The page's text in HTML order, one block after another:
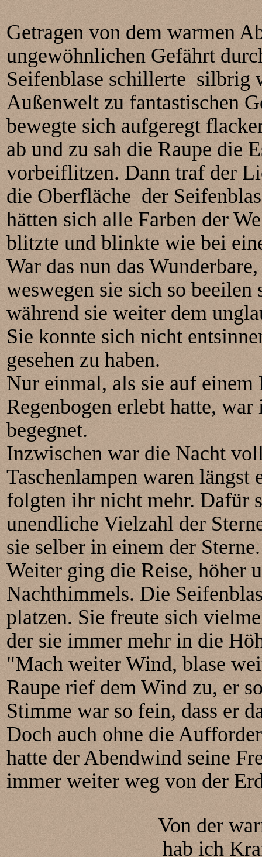
Getragen von dem warmen
ungewöhnlichen Gefährt
Seifenblase schillerte silbrig
Außenwelt zu fantastischen
bewegte sich aufgeregt
ab und zu sah die Raupe die
vorbeiflitzen. Dann traf der
die Oberfläche der
hätten sich alle Farben der
blitzte und blinkte wie bei
War das nun das
weswegen sie sich so
während sie weiter dem
Sie konnte sich nicht
gesehen zu haben.
Nur einmal, als sie auf
Regenbogen erlebt hatte,
begegnet.
Inzwischen war die Nacht
Taschenlampen waren
folgten ihr nicht mehr. Dafür
unendliche Vielzahl der
sie selber in einem der Sterne.
Weiter ging die Reise, höher
Nachthimmels. Die
platzen. Sie freute sich
der sie immer mehr in die
"Mach weiter Wind, blase
Raupe rief dem Wind zu, er
Stimme war so fein, dass er
Doch auch ohne die
hatte der Abendwind seine
immer weiter weg von der
Von der
hab ich